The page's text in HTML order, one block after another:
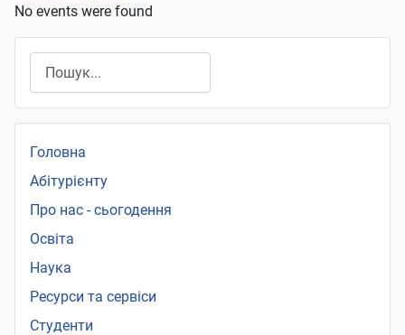
No events were found
Головна
Абітурієнту
Про нас - сьогодення
Освіта
Наука
Ресурси та сервіси
Студенти